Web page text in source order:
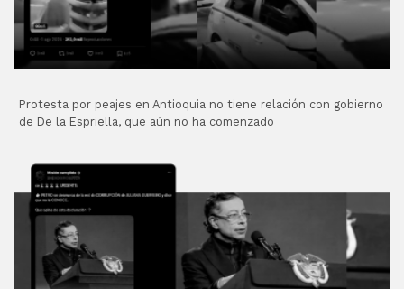
Protesta por peajes en Antioquia no tiene relación con gobierno
de De la Espriella, que aún no ha comenzado